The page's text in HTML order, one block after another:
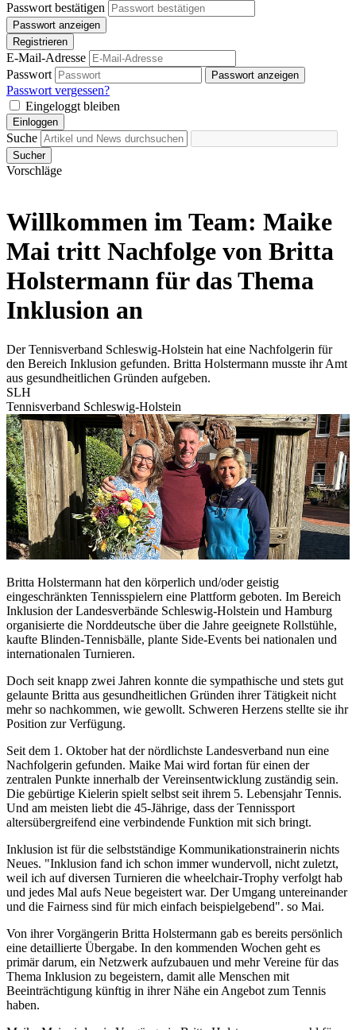
Passwort bestätigen
Passwort anzeigen
Registrieren
E-Mail-Adresse
Passwort
Passwort anzeigen
Passwort vergessen?
Eingeloggt bleiben
Einloggen
Suche
Sucher
Vorschläge
Willkommen im Team: Maike
Mai tritt Nachfolge von Britta
Holstermann für das Thema
Inklusion an
Der Tennisverband Schleswig-Holstein hat eine Nachfolgerin für
den Bereich Inklusion gefunden. Britta Holstermann musste ihr Amt
aus gesundheitlichen Gründen aufgeben.
SLH
Tennisverband Schleswig-Holstein
Britta Holstermann hat den körperlich und/oder geistig
eingeschränkten Tennisspielern eine Plattform geboten. Im Bereich
Inklusion der Landesverbände Schleswig-Holstein und Hamburg
organisierte die Norddeutsche über die Jahre geeignete Rollstühle,
kaufte Blinden-Tennisbälle, plante Side-Events bei nationalen und
internationalen Turnieren.
Doch seit knapp zwei Jahren konnte die sympathische und stets gut
gelaunte Britta aus gesundheitlichen Gründen ihrer Tätigkeit nicht
mehr so nachkommen, wie gewollt. Schweren Herzens stellte sie ihr
Position zur Verfügung.
Seit dem 1. Oktober hat der nördlichste Landesverband nun eine
Nachfolgerin gefunden. Maike Mai wird fortan für einen der
zentralen Punkte innerhalb der Vereinsentwicklung zuständig sein.
Die gebürtige Kielerin spielt selbst seit ihrem 5. Lebensjahr Tennis.
Und am meisten liebt die 45-Jährige, dass der Tennissport
altersübergreifend eine verbindende Funktion mit sich bringt.
Inklusion ist für die selbstständige Kommunikationstrainerin nichts
Neues. "Inklusion fand ich schon immer wundervoll, nicht zuletzt,
weil ich auf diversen Turnieren die wheelchair-Trophy verfolgt hab
und jedes Mal aufs Neue begeistert war. Der Umgang untereinander
und die Fairness sind für mich einfach beispielgebend". so Mai.
Von ihrer Vorgängerin Britta Holstermann gab es bereits persönlich
eine detaillierte Übergabe. In den kommenden Wochen geht es
primär darum, ein Netzwerk aufzubauen und mehr Vereine für das
Thema Inklusion zu begeistern, damit alle Menschen mit
Beeinträchtigung künftig in ihrer Nähe ein Angebot zum Tennis
haben.